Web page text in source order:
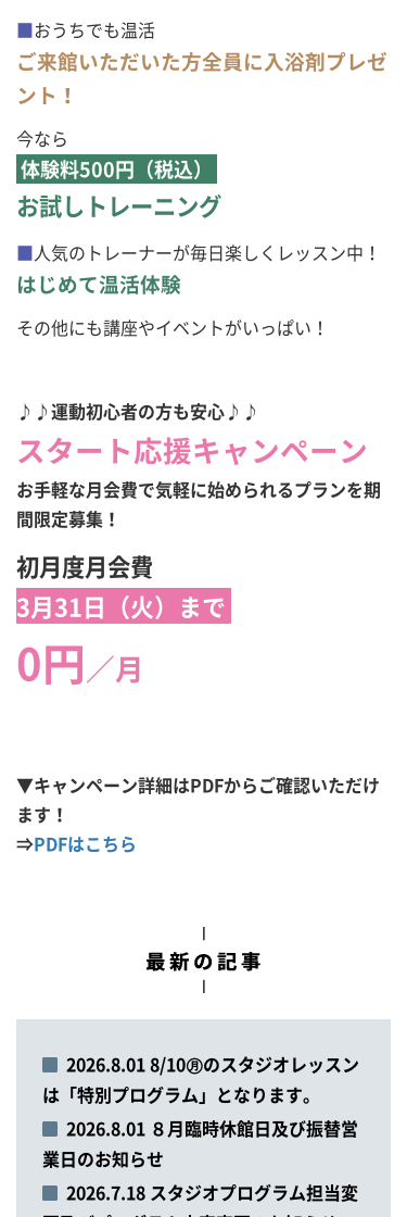
■おうちでも温活
ご来館いただいた方全員に入浴剤プレゼ
ント！
今なら
体験料500円（税込）
お試しトレーニング
■人気のトレーナーが毎日楽しくレッスン中！
はじめて温活体験
その他にも講座やイベントがいっぱい！
♪♪運動初心者の方も安心♪♪
スタート応援キャンペーン
お手軽な月会費で気軽に始められるプランを期
間限定募集！
初月度月会費
3月31日（火）まで
0円／月
▼キャンペーン詳細はPDFからご確認いただけ
ます！
⇒PDFはこちら
2026.8.01 8/10㊊のスタジオレッスン
は「特別プログラム」となります。
2026.8.01 ８月臨時休館日及び振替営
業日のお知らせ
2026.7.18 スタジオプログラム担当変